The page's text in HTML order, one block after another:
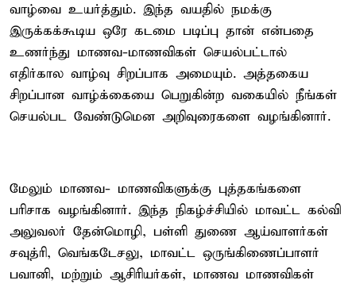
வாழ்வை உயர்த்தும். இந்த வயதில் நமக்கு
இருக்கக்கூடிய ஒரே கடமை படிப்பு தான் என்பதை
உணர்ந்து மாணவ-மாணவிகள் செயல்பட்டால்
எதிர்கால வாழ்வு சிறப்பாக அமையும். அத்தகைய
சிறப்பான வாழ்க்கையை பெறுகின்ற வகையில் நீங்கள்
செயல்பட வேண்டுமென அறிவுரைகளை வழங்கினார்.
மேலும் மாணவ- மாணவிகளுக்கு புத்தகங்களை
பரிசாக வழங்கினார். இந்த நிகழ்ச்சியில் மாவட்ட கல்வி
அலுவலர் தேன்மொழி, பள்ளி துணை ஆய்வாளர்கள்
சவுத்ரி, வெங்கடேசலு, மாவட்ட ஒருங்கிணைப்பாளர்
பவானி, மற்றும் ஆசிரியர்கள், மாணவ மாணவிகள்